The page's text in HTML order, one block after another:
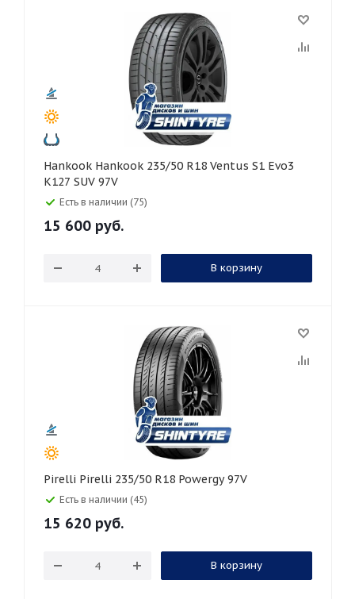
Hankook Hankook 235/50 R18 Ventus S1 Evo3
K127 SUV 97V
Есть в наличии (75)
15 600 руб.
В корзину
Pirelli Pirelli 235/50 R18 Powergy 97V
Есть в наличии (45)
15 620 руб.
В корзину